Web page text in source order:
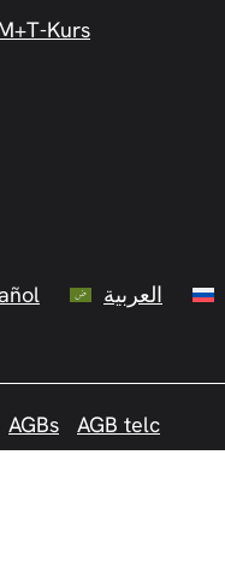
Kurs
العربية
AGBs AGB telc